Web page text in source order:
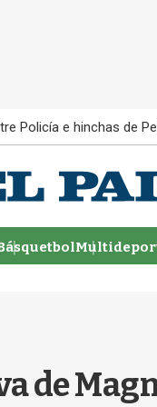
Policía e hinchas de
de